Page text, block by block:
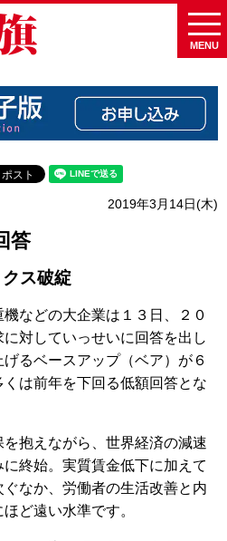
MENU
2019年3月14日(木)
答
ス破綻
などの大企業は１３日、２０
対していっせいに回答を出し
るベースアップ（ベア）が６
は前年を下回る低額回答とな
抱えながら、世界経済の減速
終始。実質賃金低下に加えて
なか、労働者の生活改善と内
ど遠い水準です。